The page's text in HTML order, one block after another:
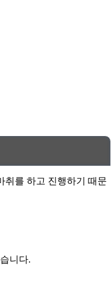
취를 하고 진행하기 때문
니다.